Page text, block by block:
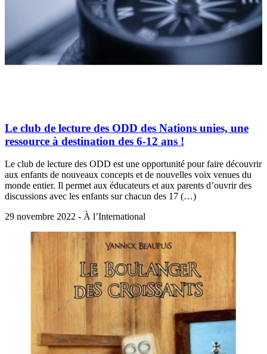
Le club de lecture des ODD des Nations unies, une
ressource à destination des 6-12 ans !
Le club de lecture des ODD est une opportunité pour faire découvrir
aux enfants de nouveaux concepts et de nouvelles voix venues du
monde entier. Il permet aux éducateurs et aux parents d’ouvrir des
discussions avec les enfants sur chacun des 17 (…)
29 novembre 2022 - À l’International